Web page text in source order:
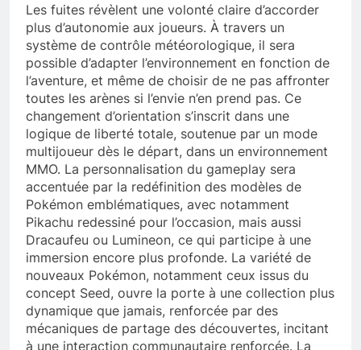
Les fuites révèlent une volonté claire d’accorder
plus d’autonomie aux joueurs. À travers un
système de contrôle météorologique, il sera
possible d’adapter l’environnement en fonction de
l’aventure, et même de choisir de ne pas affronter
toutes les arènes si l’envie n’en prend pas. Ce
changement d’orientation s’inscrit dans une
logique de liberté totale, soutenue par un mode
multijoueur dès le départ, dans un environnement
MMO. La personnalisation du gameplay sera
accentuée par la redéfinition des modèles de
Pokémon emblématiques, avec notamment
Pikachu redessiné pour l’occasion, mais aussi
Dracaufeu ou Lumineon, ce qui participe à une
immersion encore plus profonde. La variété de
nouveaux Pokémon, notamment ceux issus du
concept Seed, ouvre la porte à une collection plus
dynamique que jamais, renforcée par des
mécaniques de partage des découvertes, incitant
à une interaction communautaire renforcée. La